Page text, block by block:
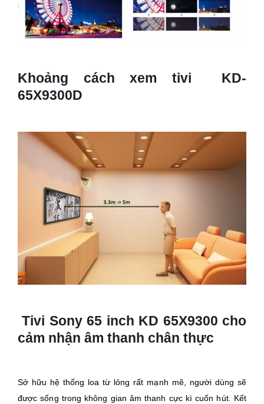
Khoảng cách xem tivi KD-
65X9300D
Tivi Sony 65 inch KD 65X9300 cho
cảm nhận âm thanh chân thực
Sở hữu hệ thống loa từ lỏng rất mạnh mẽ, người dùng sẽ
được sống trong không gian âm thanh cực kì cuốn hút. Kết